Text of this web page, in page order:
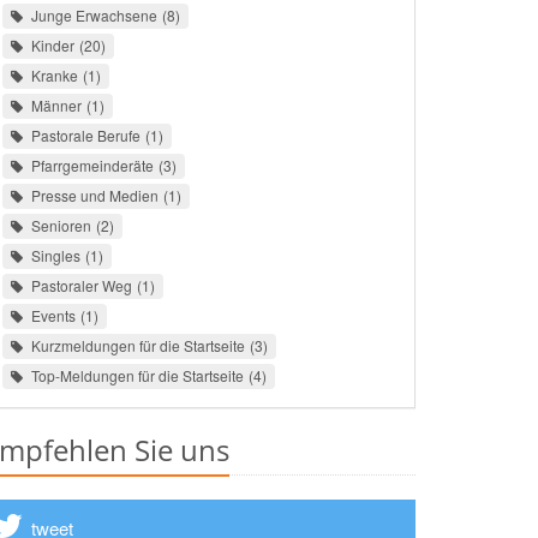
Junge Erwachsene 8
Kinder 20
Kranke 1
Männer 1
Pastorale Berufe 1
Pfarrgemeinderäte 3
Presse und Medien 1
Senioren 2
Singles 1
Pastoraler Weg 1
Events 1
Kurzmeldungen für die Startseite 3
Top-Meldungen für die Startseite 4
Sie uns
tweet